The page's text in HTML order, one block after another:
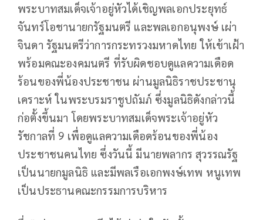
พระบาทสมเด็จเจ้าอยู่หัวได้เชิญพลเอกประยุทธ์
จันทร์โอชานายกรัฐมนตรี และพลเอกอนุพงษ์ เผ่า
จินดา รัฐมนตรีว่าการกระทรวงมหาดไทย ให้เข้าเฝ้า
พร้อมคณะองคมนตรี ที่รับผิดชอบดูแลความเดือด
ร้อนของพี่น้องประชาชน ผ่านมูลนิธิราชประชานุ
เคราะห์ ในพระบรมราชูปถัมภ์ ซึ่งมูลนิธิดังกล่าวนี้
ก่อตั้งขึ้นมา โดยพระบาทสมเด็จพระเจ้าอยู่หัว
รัชกาลที่ 9 เพื่อดูแลความเดือดร้อนของพี่น้อง
ประชาชนคนไทย ซึ่งวันนี้ มีนายพลากร สุวรรณรัฐ
เป็นนายกมูลนิธิ และมีพลเรือเอกพงษ์เทพ หนูเทพ
เป็นประธานคณะกรรมการบริหาร